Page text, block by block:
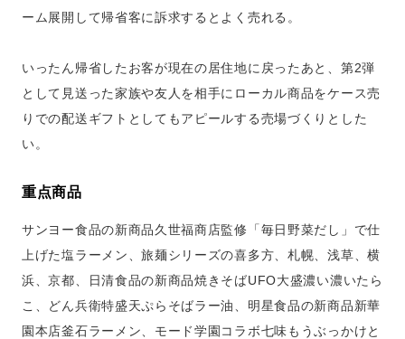
ーム展開して帰省客に訴求するとよく売れる。
いったん帰省したお客が現在の居住地に戻ったあと、第2弾
として見送った家族や友人を相手にローカル商品をケース売
りでの配送ギフトとしてもアピールする売場づくりとした
い。
重点商品
サンヨー食品の新商品久世福商店監修「毎日野菜だし」で仕
上げた塩ラーメン、旅麺シリーズの喜多方、札幌、浅草、横
浜、京都、日清食品の新商品焼きそばUFO大盛濃い濃いたら
こ、どん兵衛特盛天ぷらそばラー油、明星食品の新商品新華
園本店釜石ラーメン、モード学園コラボ七味もうぶっかけと